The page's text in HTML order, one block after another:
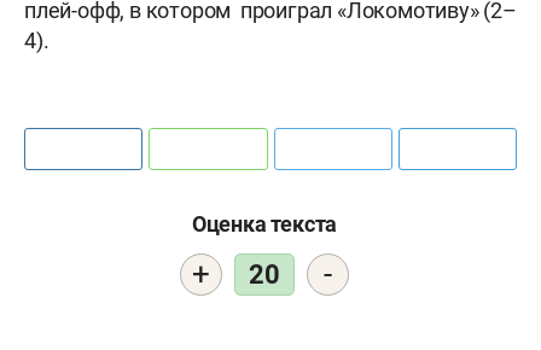
плей-офф, в котором проиграл «Локомотиву» (2–
4).
Оценка текста
+ 20 -